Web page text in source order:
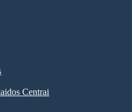
Centrai